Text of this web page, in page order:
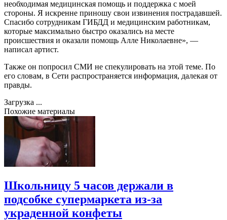
необходимая медицинская помощь и поддержка с моей
стороны. Я искренне приношу свои извинения пострадавшей.
Спасибо сотрудникам ГИБДД и медицинским работникам,
которые максимально быстро оказались на месте
происшествия и оказали помощь Алле Николаевне», —
написал артист.
Также он попросил СМИ не спекулировать на этой теме. По
его словам, в Сети распространяется информация, далекая от
правды.
Загрузка ...
Похожие материалы
Школьницу 5 часов держали в
подсобке супермаркета из-за
украденной конфеты